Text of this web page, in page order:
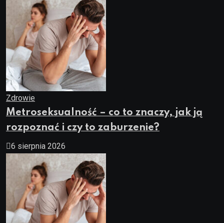
Zdrowie
Metroseksualność – co to znaczy, jak ją
rozpoznać i czy to zaburzenie?
6 sierpnia 2026